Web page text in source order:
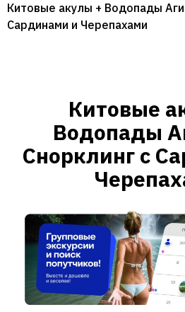
Китовые акулы + Водопады
Сардинами и Черепахами
Китовые
Водопады
Снорклинг с